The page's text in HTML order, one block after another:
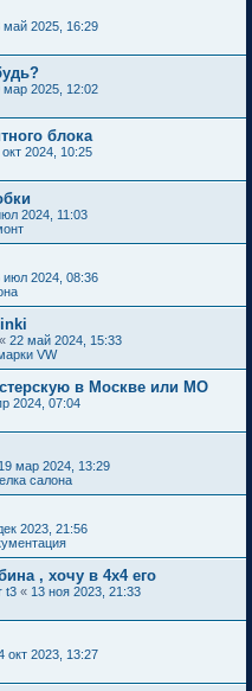
май 2025, 16:29
мар 2025, 12:02
блока
окт 2024, 10:25
2024, 11:03
июл 2024, 08:36
« 22 май 2024, 15:33
VW
в Москве или МО
2024, 07:04
19 мар 2024, 13:29
салона
2023, 21:56
, хочу в 4х4 его
t3 « 13 ноя 2023, 21:33
окт 2023, 13:27